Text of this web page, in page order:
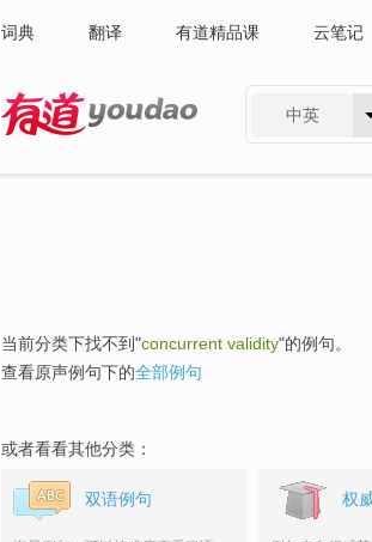
词典 翻译 有道精品课 云笔记
中英
当前分类下找不到"concurrent validity"的例句。
查看原声例句下的全部例句
或者看看其他分类：
双语例句 权